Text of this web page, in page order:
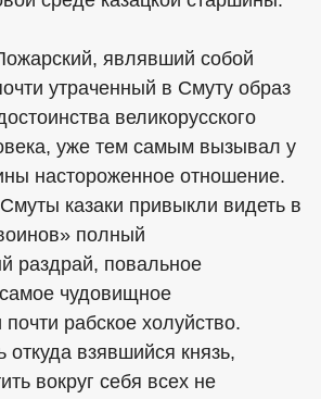
являвший собой
утраченный в Смуту образ
великорусского
уже тем самым вызывал у
настороженное отношение.
казаки привыкли видеть в
полный
раздрай, повальное
чудовищное
рабское холуйство.
откуда взявшийся князь,
вокруг себя всех не